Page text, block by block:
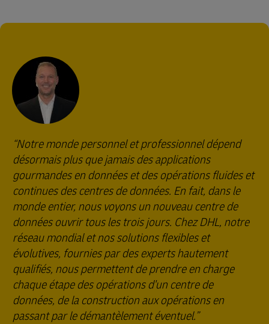
Notre monde personnel et professionnel dépend
désormais plus que jamais des applications
gourmandes en données et des opérations fluides et
continues des centres de données. En fait, dans le
monde entier, nous voyons un nouveau centre de
données ouvrir tous les trois jours. Chez DHL, notre
réseau mondial et nos solutions flexibles et
évolutives, fournies par des experts hautement
qualifiés, nous permettent de prendre en charge
chaque étape des opérations d'un centre de
données, de la construction aux opérations en
passant par le démantèlement éventuel.